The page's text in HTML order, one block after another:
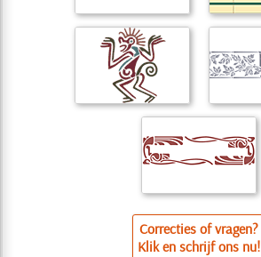
Correcties of vragen?
Klik en schrijf ons nu!